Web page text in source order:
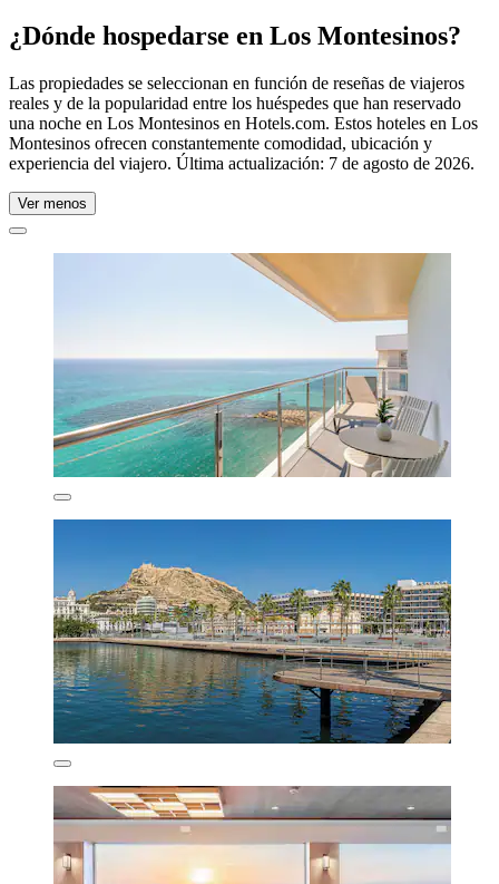
¿Dónde hospedarse en Los Montesinos?
Las propiedades se seleccionan en función de reseñas de viajeros
reales y de la popularidad entre los huéspedes que han reservado
una noche en Los Montesinos en Hotels.com. Estos hoteles en Los
Montesinos ofrecen constantemente comodidad, ubicación y
experiencia del viajero. Última actualización: 7 de agosto de 2026.
Ver menos